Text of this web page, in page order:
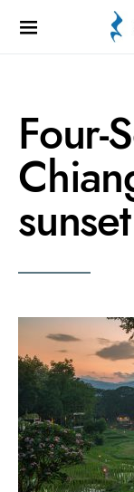
Search for:
Four-